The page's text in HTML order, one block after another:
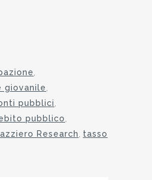
,
giovanile,
pubblici,
pubblico,
Research, tasso